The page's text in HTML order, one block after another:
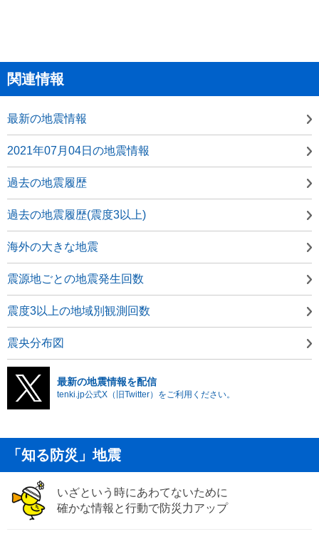
関連情報
最新の地震情報
2021年07月04日の地震情報
過去の地震履歴
過去の地震履歴(震度3以上)
海外の大きな地震
震源地ごとの地震発生回数
震度3以上の地域別観測回数
震央分布図
最新の地震情報を配信
tenki.jp公式X（旧Twitter）をご利用ください。
「知る防災」地震
いざという時にあわてないために
確かな情報と行動で防災力アップ